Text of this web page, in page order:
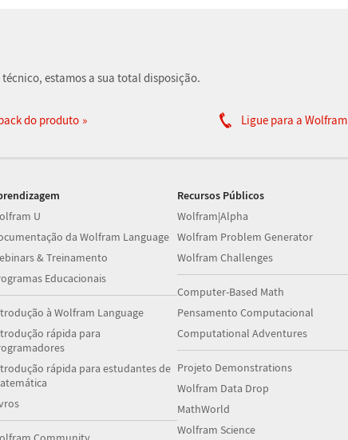
estamos a sua total disposição.
do produto Ligue para a Wolfram
U
da Wolfram Language
& Treinamento
Educacionais
à Wolfram Language
rápida para
rápida para estudantes de
Recursos Públicos
Wolfram|Alpha
Wolfram Problem Generator
Wolfram Challenges
Computer-Based Math
Pensamento Computacional
Computational Adventures
Projeto Demonstrations
Wolfram Data Drop
MathWorld
Wolfram Science